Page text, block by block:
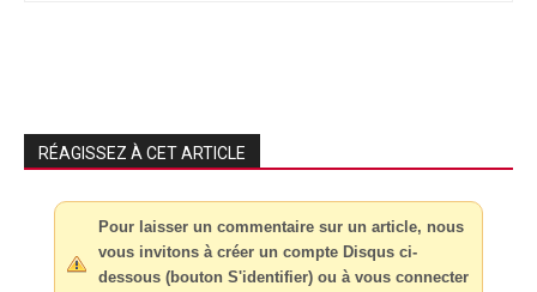
RÉAGISSEZ À CET ARTICLE
Pour laisser un commentaire sur un article, nous
vous invitons à créer un compte Disqus ci-
dessous (bouton S'identifier) ou à vous connecter